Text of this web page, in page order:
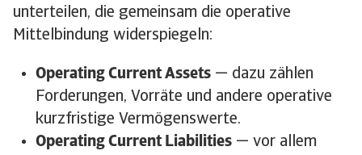
unterteilen, die gemeinsam die operative
Mittelbindung widerspiegeln:
Operating Current Assets — dazu zählen
Forderungen, Vorräte und andere operative
kurzfristige Vermögenswerte.
Operating Current Liabilities — vor allem